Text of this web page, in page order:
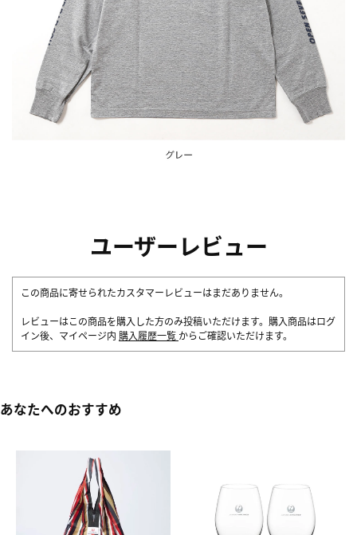
ユーザーレビュー
この商品に寄せられたカスタマーレビューはまだありません。
レビューはこの商品を購入した方のみ投稿いただけます。購入商品はログ
イン後、マイページ内 購入履歴一覧 からご確認いただけます。
あなたへのおすすめ